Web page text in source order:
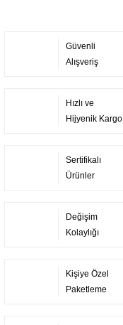
Güvenli
Alışveriş
Hızlı ve
Hijyenik Kargo
Sertifikalı
Ürünler
Değişim
Kolaylığı
Kişiye Özel
Paketleme